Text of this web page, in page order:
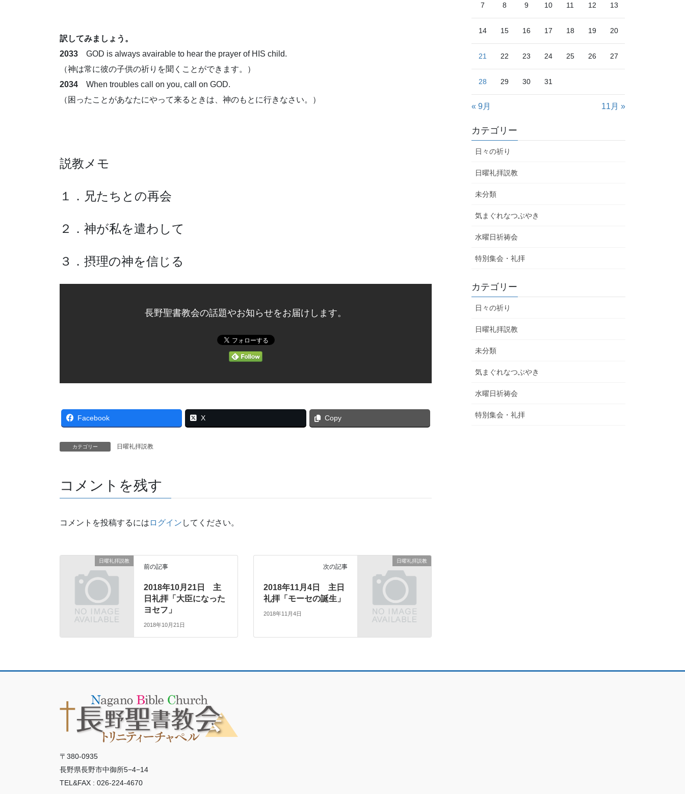
訳してみましょう。
2033 GOD is always avairable to hear the prayer of HIS child.
（神は常に彼の子供の祈りを聞くことができます。）
2034 When troubles call on you, call on GOD.
（困ったことがあなたにやって来るときは、神のもとに行きなさい。）
説教メモ
１．兄たちとの再会
２．神が私を遣わして
３．摂理の神を信じる
長野聖書教会の話題やお知らせをお届けします。
Facebook X Copy
カテゴリー 日曜礼拝説教
コメントを残す
コメントを投稿するには ログイン してください。
日曜礼拝説教
前の記事
2018年10月21日 主
日礼拝「大臣になった
ヨセフ」
2018年10月21日
日曜礼拝説教
次の記事
2018年11月4日 主日
礼拝「モーセの誕生」
2018年11月4日
7 8 9 10 11 12 13
14 15 16 17 18 19 20
21 22 23 24 25 26 27
28 29 30 31
« 9月 11月 »
カテゴリー
日々の祈り
日曜礼拝説教
未分類
気まぐれなつぶやき
水曜日祈祷会
特別集会・礼拝
カテゴリー
日々の祈り
日曜礼拝説教
未分類
気まぐれなつぶやき
水曜日祈祷会
特別集会・礼拝
〒380-0935
長野県長野市中御所5−4−14
TEL&FAX : 026-224-4670